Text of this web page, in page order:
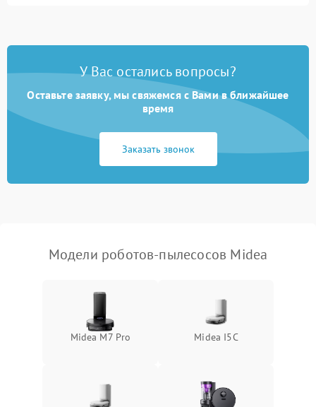
У Вас остались вопросы?
Оставьте заявку, мы свяжемся с Вами в ближайшее
время
Заказать звонок
Модели роботов-пылесосов Midea
Midea M7 Pro Midea I5C